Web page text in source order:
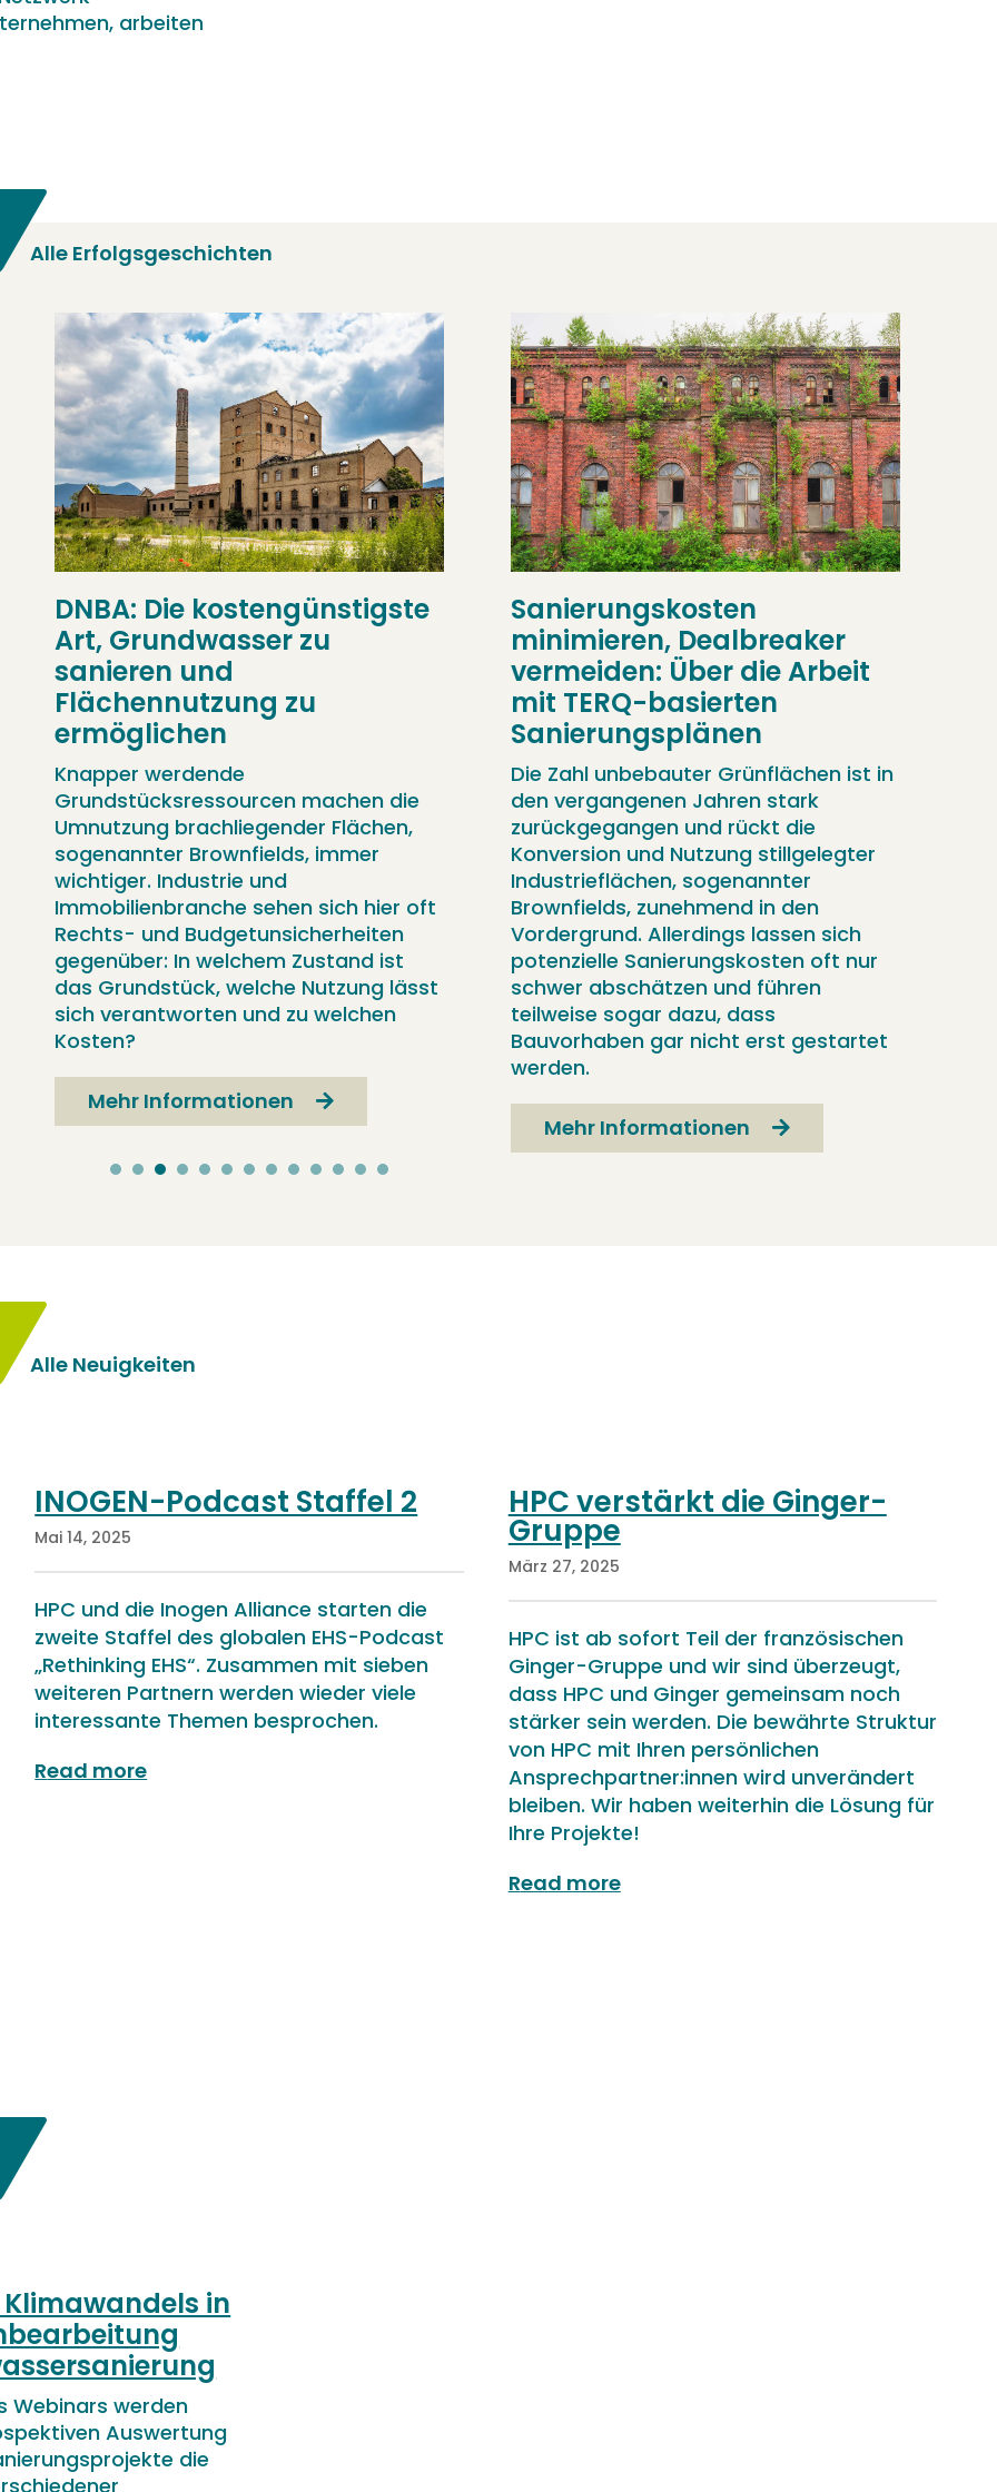
arbeiten
Alle Erfolgsgeschichten
DNBA: Die kostengünstigste
Art, Grundwasser zu
sanieren und
Flächennutzung zu
ermöglichen
Knapper werdende
Grundstücksressourcen machen die
Umnutzung brachliegender Flächen,
sogenannter Brownfields, immer
wichtiger. Industrie und
Immobilienbranche sehen sich hier oft
Rechts- und Budgetunsicherheiten
gegenüber: In welchem Zustand ist
das Grundstück, welche Nutzung lässt
sich verantworten und zu welchen
Kosten?
Mehr Informationen
Sanierungskosten
minimieren, Dealbreaker
vermeiden: Über die Arbeit
mit TERQ-basierten
Sanierungsplänen
Die Zahl unbebauter Grünflächen ist in
den vergangenen Jahren stark
zurückgegangen und rückt die
Konversion und Nutzung stillgelegter
Industrieflächen, sogenannter
Brownfields, zunehmend in den
Vordergrund. Allerdings lassen sich
potenzielle Sanierungskosten oft nur
schwer abschätzen und führen
teilweise sogar dazu, dass
Bauvorhaben gar nicht erst gestartet
werden.
Mehr Informationen
Alle Neuigkeiten
INOGEN-Podcast Staffel 2
Mai 14, 2025
HPC und die Inogen Alliance starten die
zweite Staffel des globalen EHS-Podcast
„Rethinking EHS“. Zusammen mit sieben
weiteren Partnern werden wieder viele
interessante Themen besprochen.
read more
HPC verstärkt die Ginger-
Gruppe
März 27, 2025
HPC ist ab sofort Teil der französischen
Ginger-Gruppe und wir sind überzeugt,
dass HPC und Ginger gemeinsam noch
stärker sein werden. Die bewährte Struktur
von HPC mit Ihren persönlichen
Ansprechpartner:innen wird unverändert
bleiben. Wir haben weiterhin die Lösung für
Ihre Projekte!
read more
in
Webinars werden
Auswertung
die